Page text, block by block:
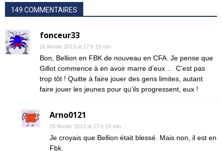
149 COMMENTAIRES
fonceur33
26 février 2013 at 17 h 19 min
Bon, Bellion en FBK de nouveau en CFA. Je pense que
Gillot commence à en avoir marre d’eux … C’est pas
trop tôt ! Quitte à faire jouer des gens limites, autant
faire jouer les jeunes pour qu’ils progressent, eux !
Arno0121
26 février 2013 at 17 h 24 min
Je croyais que Bellion était blessé. Mais non, il est en
Fbk.